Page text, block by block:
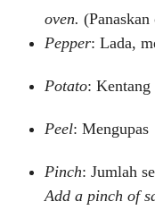
oven.
Pepper: Lada,
Potato: Kentang
Peel: Mengupas
Pinch: Jumlah
Add a pinch of